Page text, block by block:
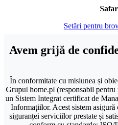
Setări pentru
Avem grijă de
În conformitate cu misiunea și
Grupul home.pl (responsabil
un Sistem Integrat certificat de
Informațiilor. Acest sistem asigură
siguranței serviciilor prestate și